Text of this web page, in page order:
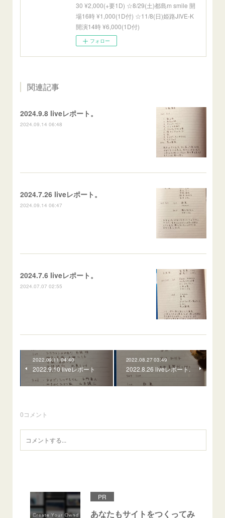
30 ¥2,000(+要1D) ☆8/29(土)都島m smile 開
場16時 ¥1,000(1D付) ☆11/8(日)姫路JIVE-K
開演14時 ¥6,000(1D付)
フォロー
関連記事
2024.9.8 liveレポート。
2024.09.14 06:48
2024.7.26 liveレポート。
2024.09.14 06:47
2024.7.6 liveレポート。
2024.07.07 02:55
2022.09.11 04:40
2022.9.10 liveレポート
2022.08.27 03:49
2022.8.26 liveレポート.
0コメント
PR
あなたもサイトをつくってみ